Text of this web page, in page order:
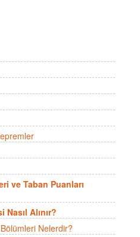
ve Taban Puanları
Nasıl Alınır?
Nelerdir?